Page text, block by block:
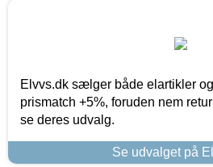
Elvvs.dk sælger både elartikler
prismatch +5%, foruden nem
se deres udvalg.
Se udvalget på